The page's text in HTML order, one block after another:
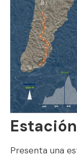
Presenta una